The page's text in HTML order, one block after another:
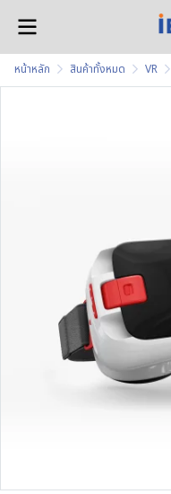
หน้าหลัก สินค้าทั้งหมด VR